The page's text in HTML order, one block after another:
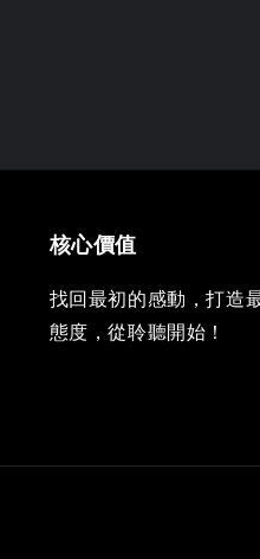
核心價值
找回最初的感動，打造
態度，從聆聽開始！